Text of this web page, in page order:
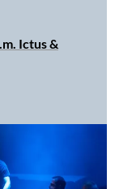
Ictus &